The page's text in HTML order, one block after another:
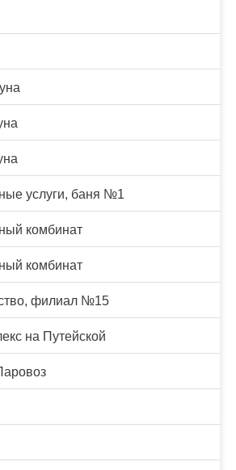
услуги, баня №1
комбинат
комбинат
филиал №15
на Путейской